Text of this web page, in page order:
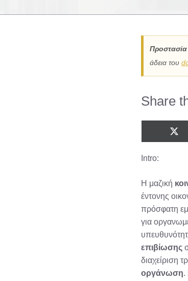
άδεια του
Share
on
Intro:
Η μαζική
έντονης
πρόσφατη
για
επιβίωσης
διαχείριση
οργάνωση.